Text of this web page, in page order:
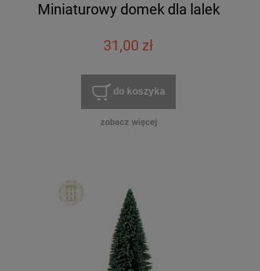
Miniaturowy domek dla lalek
31,00 zł
do koszyka
zobacz więcej